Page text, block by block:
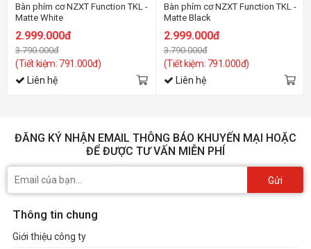
Bàn phím cơ NZXT Function TKL -
Matte White
2.999.000đ
3.790.000đ
(Tiết kiệm: 791.000đ)
Liên hệ
Bàn phím cơ NZXT Function TKL -
Matte Black
2.999.000đ
3.790.000đ
(Tiết kiệm: 791.000đ)
Liên hệ
ĐĂNG KÝ NHẬN EMAIL THÔNG BÁO KHUYẾN MẠI HOẶC
ĐỂ ĐƯỢC TƯ VẤN MIỄN PHÍ
Gửi
Thông tin chung
Giới thiệu công ty